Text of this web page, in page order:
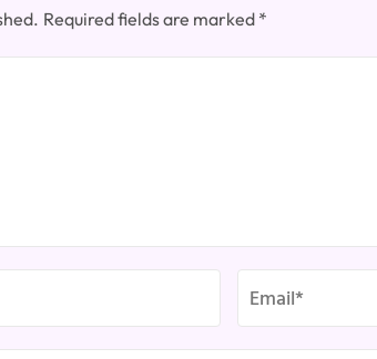
Required fields are marked *